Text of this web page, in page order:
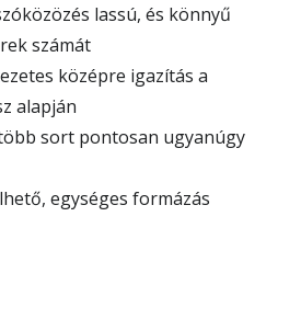
lassú, és könnyű
számát
középre igazítás a
alapján
sort pontosan ugyanúgy
egységes formázás